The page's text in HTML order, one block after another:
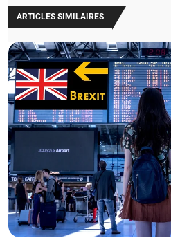
ARTICLES SIMILAIRES